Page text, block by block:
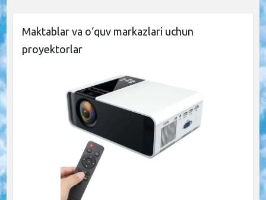
Maktablar va o‘quv markazlari uchun
proyektorlar